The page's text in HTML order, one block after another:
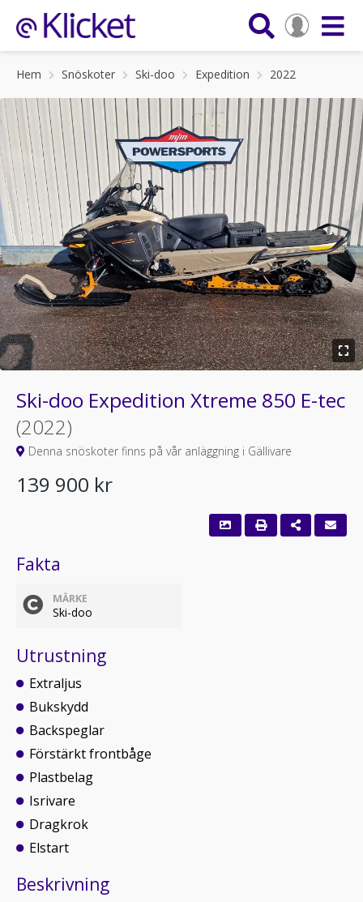
Hem Snöskoter Ski-doo Expedition 2022
Ski-doo Expedition Xtreme 850 E-tec
(2022)
Denna snöskoter finns på vår anläggning i Gällivare
139 900 kr
Fakta
MÄRKE
Ski-doo
Utrustning
Extraljus
Bukskydd
Backspeglar
Förstärkt frontbåge
Plastbelag
Isrivare
Dragkrok
Elstart
Beskrivning